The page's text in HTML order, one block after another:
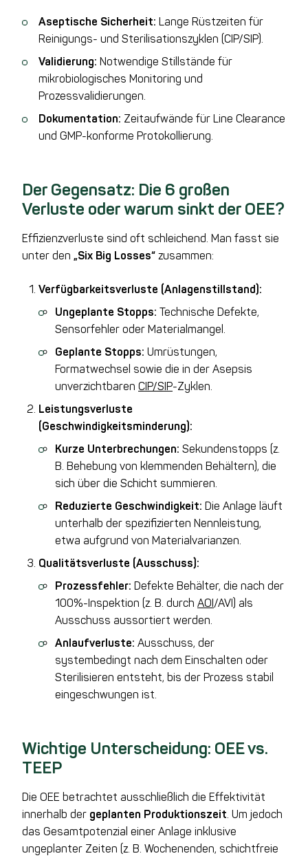
Aseptische Sicherheit: Lange Rüstzeiten für
Reinigungs- und Sterilisationszyklen (CIP/SIP).
Validierung: Notwendige Stillstände für
mikrobiologisches Monitoring und
Prozessvalidierungen.
Dokumentation: Zeitaufwände für Line Clearance
und GMP-konforme Protokollierung.
Der Gegensatz: Die 6 großen
Verluste oder warum sinkt der OEE?
Effizienzverluste sind oft schleichend. Man fasst sie
unter den „Six Big Losses“ zusammen:
Verfügbarkeitsverluste (Anlagenstillstand):
Ungeplante Stopps: Technische Defekte,
Sensorfehler oder Materialmangel.
Geplante Stopps: Umrüstungen,
Formatwechsel sowie die in der Asepsis
unverzichtbaren CIP/SIP-Zyklen.
Leistungsverluste
(Geschwindigkeitsminderung):
Kurze Unterbrechungen: Sekundenstopps (z.
B. Behebung von klemmenden Behältern), die
sich über die Schicht summieren.
Reduzierte Geschwindigkeit: Die Anlage läuft
unterhalb der spezifizierten Nennleistung,
etwa aufgrund von Materialvarianzen.
Qualitätsverluste (Ausschuss):
Prozessfehler: Defekte Behälter, die nach der
100%-Inspektion (z. B. durch AOI/AVI) als
Ausschuss aussortiert werden.
Anlaufverluste: Ausschuss, der
systembedingt nach dem Einschalten oder
Sterilisieren entsteht, bis der Prozess stabil
eingeschwungen ist.
Wichtige Unterscheidung: OEE vs.
TEEP
Die OEE betrachtet ausschließlich die Effektivität
innerhalb der geplanten Produktionszeit. Um jedoch
das Gesamtpotenzial einer Anlage inklusive
ungeplanter Zeiten (z. B. Wochenenden, schichtfreie